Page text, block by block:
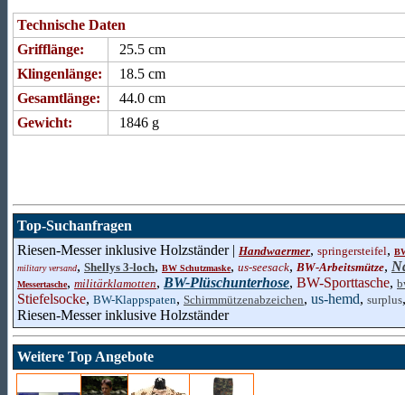
Technische Daten
Grifflänge:
25.5 cm
Klingenlänge:
18.5 cm
Gesamtlänge:
44.0 cm
Gewicht:
1846 g
Top-Suchanfragen
Riesen-Messer inklusive Holzständer | Handwaermer, springersteifel,
military versand, Shellys 3-loch, BW Schutzmaske, us-seesack, BW-Arbeitsmütze,
Messertasche, militärklamotten, BW-Plüschunterhose, BW-Sporttasche,
Stiefelsocke, BW-Klappspaten, Schirmmützenabzeichen, us-hemd, surplus
Riesen-Messer inklusive Holzständer
Weitere Top Angebote